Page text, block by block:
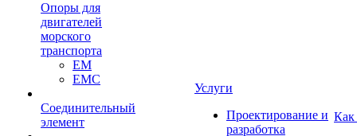
Опоры для
двигателей
морского
транспорта
EM
EMC
Cоединительный
элемент
Услуги
Проектирование и
разработка
Как